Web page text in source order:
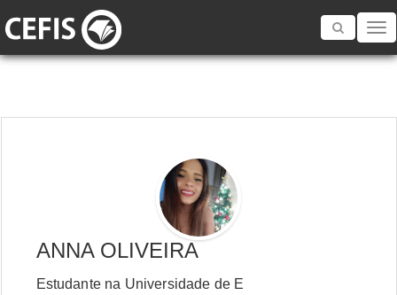
Toggle
ANNA OLIVEIRA
Estudante na Universidade de E